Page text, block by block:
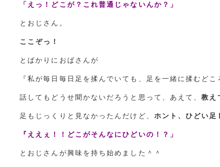
「えっ！どこが？これ普通じゃないんか？」
とおじさん。
ここぞっ！
とばかりにおばさんが
『私が毎日毎日足を揉んでいても、足を一緒に揉むどこ
話してもどうせ聞かないだろうと思って、あえて、教え
足もじっくりと見なかったんだけど、 ホント、ひどい足
『ええぇ！！どこがそんなにひどいの！？」
とおじさんが興味を持ち始めました＾＾